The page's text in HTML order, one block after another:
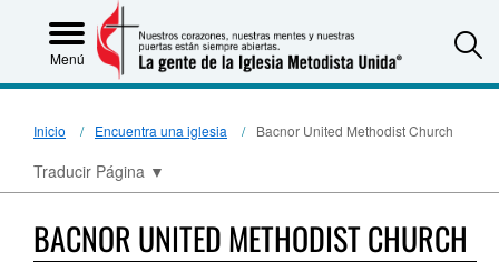
Menú
Inicio Encuentra una iglesia Bacnor United Methodist Church
Traducir Página ▼
BACNOR UNITED METHODIST CHURCH